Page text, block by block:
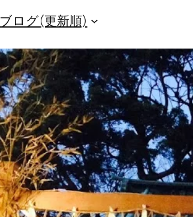
ブログ(更新順)